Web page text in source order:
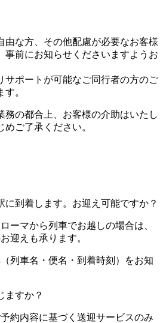
由な方、その他配慮が必要なお客様
事前にお知らせくださいますようお
サポートが可能なご同行者の方のご
。
務の都合上、お客様の介助はいたし
ご了承ください。
に到着します。お迎え可能ですか？
ーマから列車でお越しの場合は、
迎えも承ります。
列車名・便名・到着時刻）をお知
ますか？
約内容に基づく送迎サービスのみ